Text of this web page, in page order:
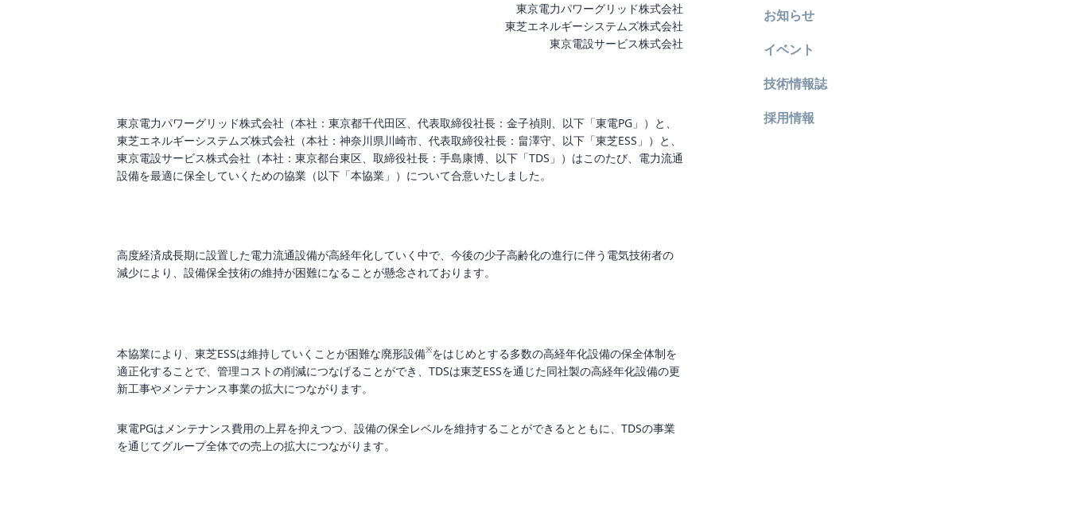
東京電力パワーグリッド株式会社
東芝エネルギーシステムズ株式会社
東京電設サービス株式会社
東京電力パワーグリッド株式会社（本社：東京都千代田区、代表取締役社長：金子禎則、以下「東電PG」）と、
東芝エネルギーシステムズ株式会社（本社：神奈川県川崎市、代表取締役社長：畠澤守、以下「東芝ESS」）と、
東京電設サービス株式会社（本社：東京都台東区、取締役社長：手島康博、以下「TDS」）はこのたび、電力流通
設備を最適に保全していくための協業（以下「本協業」）について合意いたしました。
高度経済成長期に設置した電力流通設備が高経年化していく中で、今後の少子高齢化の進行に伴う電気技術者の
減少により、設備保全技術の維持が困難になることが懸念されております。
本協業により、東芝ESSは維持していくことが困難な廃形設備※をはじめとする多数の高経年化設備の保全体制を
適正化することで、管理コストの削減につなげることができ、TDSは東芝ESSを通じた同社製の高経年化設備の更
新工事やメンテナンス事業の拡大につながります。
東電PGはメンテナンス費用の上昇を抑えつつ、設備の保全レベルを維持することができるとともに、TDSの事業
を通じてグループ全体での売上の拡大につながります。
お知らせ
イベント
技術情報誌
採用情報